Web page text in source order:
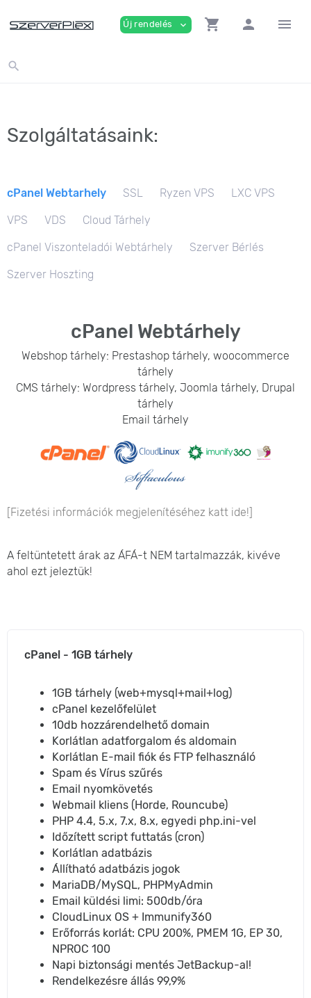
Új rendelés expand_more shopping_cart person menu
search
Szolgáltatásaink:
cPanel Webtarhely SSL Ryzen VPS LXC VPS
VPS VDS Cloud Tárhely
cPanel Viszonteladói Webtárhely Szerver Bérlés
Szerver Hoszting
cPanel Webtárhely
Webshop tárhely: Prestashop tárhely, woocommerce
tárhely
CMS tárhely: Wordpress tárhely, Joomla tárhely, Drupal
tárhely
Email tárhely
[Fizetési információk megjelenítéséhez katt ide!]
A feltüntetett árak az ÁFÁ-t NEM tartalmazzák, kivéve
ahol ezt jeleztük!
cPanel - 1GB tárhely
1GB tárhely (web+mysql+mail+log)
cPanel kezelőfelület
10db hozzárendelhető domain
Korlátlan adatforgalom és aldomain
Korlátlan E-mail fiók és FTP felhasználó
Spam és Vírus szűrés
Email nyomkövetés
Webmail kliens (Horde, Rouncube)
PHP 4.4, 5.x, 7.x, 8.x, egyedi php.ini-vel
Időzített script futtatás (cron)
Korlátlan adatbázis
Állítható adatbázis jogok
MariaDB/MySQL, PHPMyAdmin
Email küldési limi: 500db/óra
CloudLinux OS + Immunify360
Erőforrás korlát: CPU 200%, PMEM 1G, EP 30,
NPROC 100
Napi biztonsági mentés JetBackup-al!
Rendelkezésre állás 99,9%